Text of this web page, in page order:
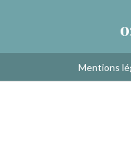
Mentions